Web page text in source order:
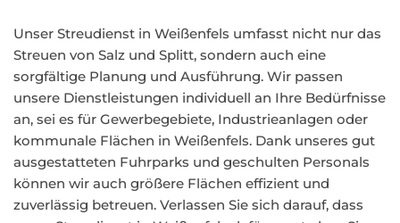
Unser Streudienst in Weißenfels umfasst nicht nur das
Streuen von Salz und Splitt, sondern auch eine
sorgfältige Planung und Ausführung. Wir passen
unsere Dienstleistungen individuell an Ihre Bedürfnisse
an, sei es für Gewerbegebiete, Industrieanlagen oder
kommunale Flächen in Weißenfels. Dank unseres gut
ausgestatteten Fuhrparks und geschulten Personals
können wir auch größere Flächen effizient und
zuverlässig betreuen. Verlassen Sie sich darauf, dass